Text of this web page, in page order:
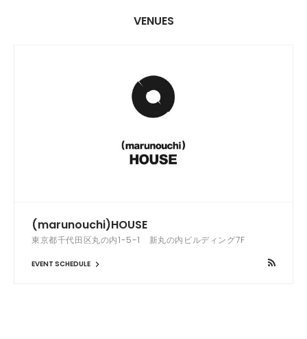
VENUES
(marunouchi)HOUSE
東京都千代田区丸の内1-5-1 新丸の内ビルディング7F
EVENT SCHEDULE